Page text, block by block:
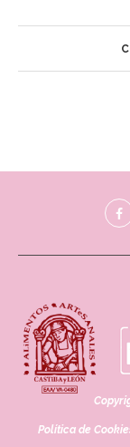
Política de